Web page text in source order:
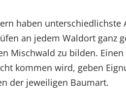
haben
an jedem Waldort ganz
Mischwald zu bilden.
kommen wird, geben
der jeweiligen Baumart.